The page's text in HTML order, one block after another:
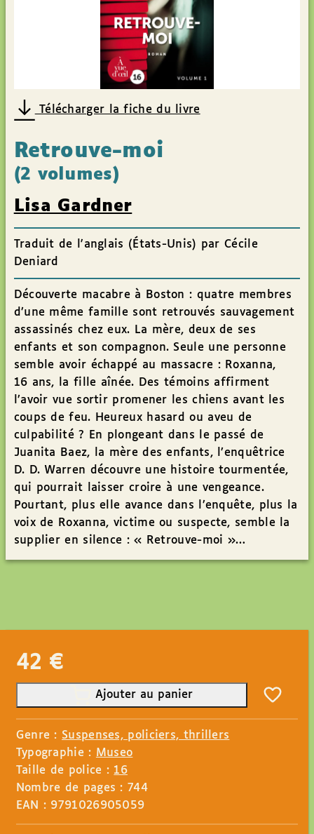
Télécharger la fiche du livre
Retrouve-moi
(2 volumes)
Lisa Gardner
Traduit de l'anglais (États-Unis) par Cécile
Deniard
Découverte macabre à Boston : quatre membres
d’une même famille sont retrouvés sauvagement
assassinés chez eux. La mère, deux de ses
enfants et son compagnon. Seule une personne
semble avoir échappé au massacre : Roxanna,
16 ans, la fille aînée. Des témoins affirment
l’avoir vue sortir promener les chiens avant les
coups de feu. Heureux hasard ou aveu de
culpabilité ? En plongeant dans le passé de
Juanita Baez, la mère des enfants, l’enquêtrice
D. D. Warren découvre une histoire tourmentée,
qui pourrait laisser croire à une vengeance.
Pourtant, plus elle avance dans l’enquête, plus la
voix de Roxanna, victime ou suspecte, semble la
supplier en silence : « Retrouve-moi »…
42 €
Ajouter au panier
Genre : Suspenses, policiers, thrillers
Typographie : Museo
Taille de police : 16
Nombre de pages : 744
EAN : 9791026905059